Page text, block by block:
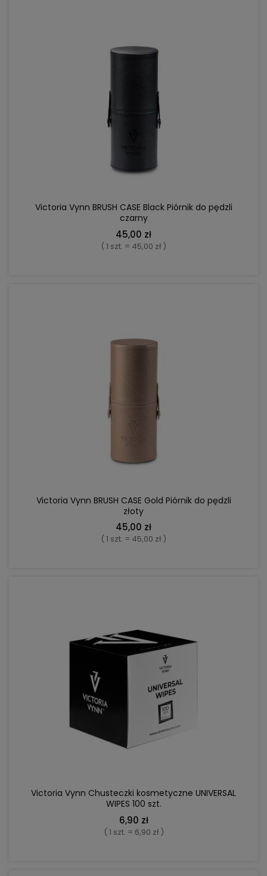
Victoria Vynn BRUSH CASE Black Piórnik do pędzli
czarny
45,00 zł
( 1 szt. = 45,00 zł )
Victoria Vynn BRUSH CASE Gold Piórnik do pędzli
złoty
45,00 zł
( 1 szt. = 45,00 zł )
Victoria Vynn Chusteczki kosmetyczne UNIVERSAL
WIPES 100 szt.
6,90 zł
( 1 szt. = 6,90 zł )